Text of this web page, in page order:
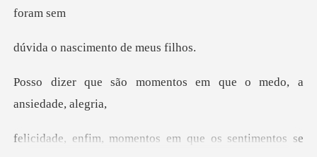
Sair
scimento de
mentos em que o medo,
ntos em que os sentimen